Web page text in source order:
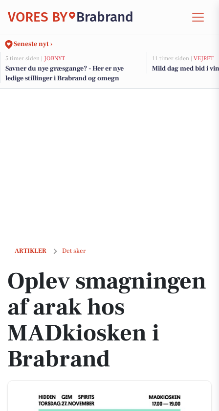
VORES BY Brabrand
Seneste nyt ›
5 timer siden | JOBNYT
Savner du nye græsgange? - Her er nye
ledige stillinger i Brabrand og omegn
11 timer siden | VEJRET
Mild dag med bid i
ARTIKLER Det sker
Oplev smagningen af arak hos MADkiosken i Brabrand
Oplev smagningen
af arak hos
MADkiosken i
Brabrand